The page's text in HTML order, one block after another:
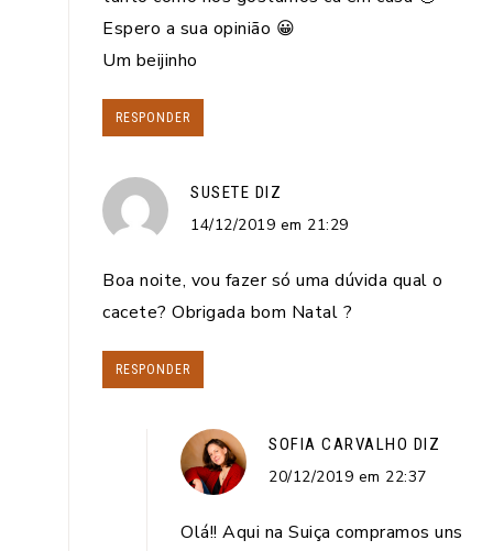
Espero a sua opinião 😀
Um beijinho
RESPONDER
SUSETE DIZ
14/12/2019 em 21:29
Boa noite, vou fazer só uma dúvida qual o
cacete? Obrigada bom Natal ?
RESPONDER
SOFIA CARVALHO DIZ
20/12/2019 em 22:37
Olá!! Aqui na Suiça compramos uns